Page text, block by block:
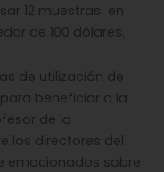
12 muestras en
de 100 dólares.
de utilización de
beneficiar a la
de la
los directores del
emocionados sobre